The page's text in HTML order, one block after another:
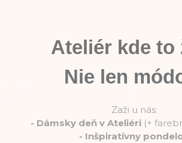
Ateliér kde to
Nie len
Zaži u nás:
- Dámsky deň v Ateliéri (+
- Inšpiratívny